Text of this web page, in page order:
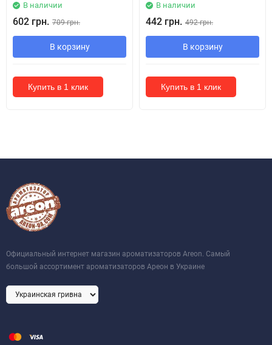
В наличии
602 грн. 709 грн.
В корзину
Купить в 1 клик
В наличии
442 грн. 492 грн.
В корзину
Купить в 1 клик
Официальный интернет магазин ароматизаторов Areon. Самый
большой ассортимент ароматизаторов Ареон в Украине